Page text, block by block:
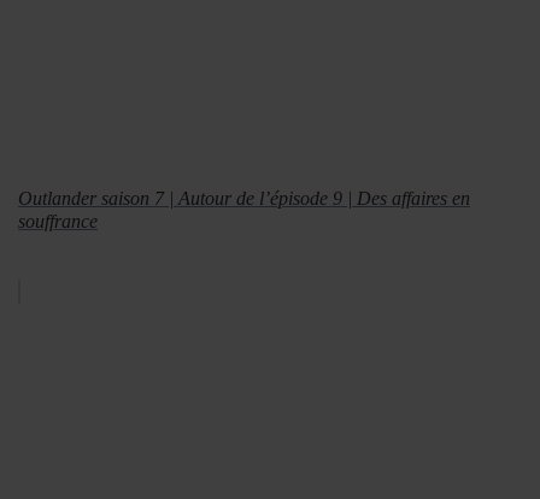
Outlander saison 7 | Autour de l’épisode 9 | Des affaires en
souffrance